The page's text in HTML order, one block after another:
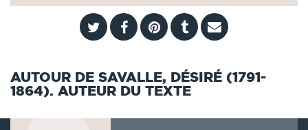
AUTOUR DE SAVALLE, DÉSIRÉ (1791-
1864). AUTEUR DU TEXTE